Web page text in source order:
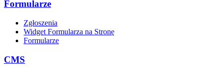
Formularze
Zgłoszenia
Widget Formularza na Stronę
Formularze
CMS